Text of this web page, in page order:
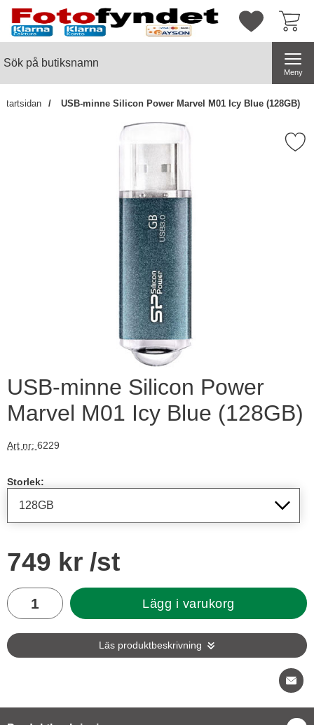
Startsidan för butiksnamn
Mina
Meny
Startsidan USB-minne Silicon Power Marvel M01 Icy Blue (128GB)
Markera uSB-minne Silicon Power
USB-minne Silicon Power
Marvel M01 Icy Blue (128GB)
Art nr: 6229
Storlek:
pris
749 kr /st
antal
Lägg i varukorg
Läs produktbeskrivning